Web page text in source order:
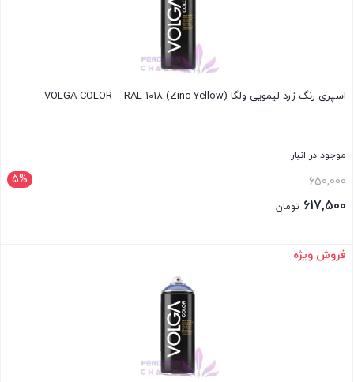
اسپری رنگ زرد لیمویی ولگا VOLGA COLOR – RAL 1018 (Zinc Yellow)
موجود در انبار
5% 650,000قیمت
اصلی:
بود.
617,500 تومان
فعلی:
بستن
فروش ویژه